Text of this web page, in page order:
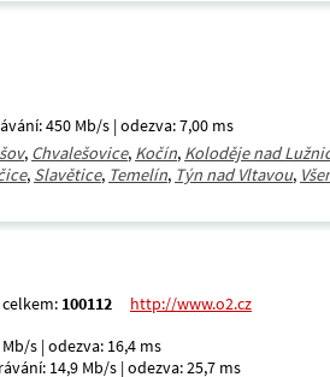
450 Mb/s | odezva: 7,00 ms
, Chvalešovice, Kočín, Koloděje nad
, Slavětice, Temelín, Týn nad Vltavou,
100112
http://www.o2.cz
s | odezva: 16,4 ms
14,9 Mb/s | odezva: 25,7 ms